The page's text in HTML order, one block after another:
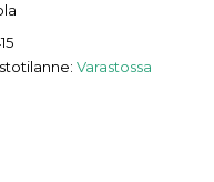
Varastossa